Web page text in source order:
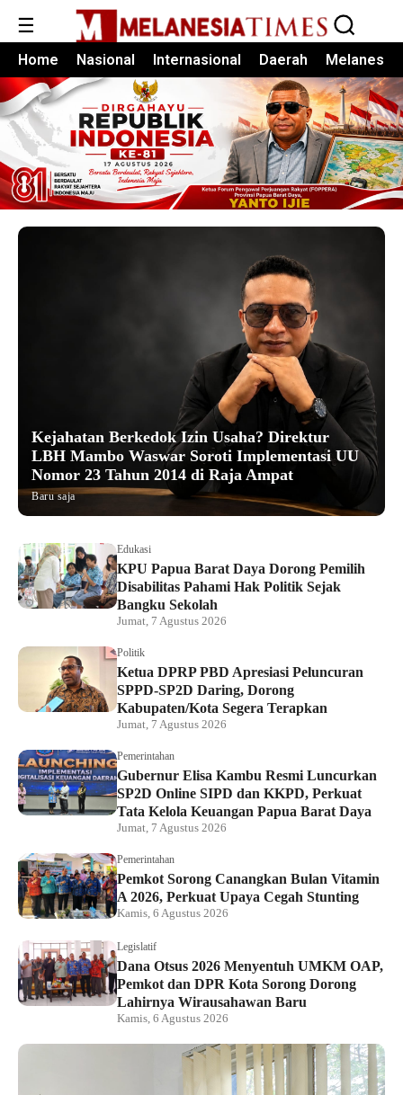
☰
Home Nasional Internasional Daerah Melanesia
Kejahatan Berkedok Izin Usaha? Direktur
LBH Mambo Waswar Soroti Implementasi UU
Nomor 23 Tahun 2014 di Raja Ampat
Baru saja
Edukasi
KPU Papua Barat Daya Dorong Pemilih
Disabilitas Pahami Hak Politik Sejak
Bangku Sekolah
Jumat, 7 Agustus 2026
Politik
Ketua DPRP PBD Apresiasi Peluncuran
SPPD-SP2D Daring, Dorong
Kabupaten/Kota Segera Terapkan
Jumat, 7 Agustus 2026
Pemerintahan
Gubernur Elisa Kambu Resmi Luncurkan
SP2D Online SIPD dan KKPD, Perkuat
Tata Kelola Keuangan Papua Barat Daya
Jumat, 7 Agustus 2026
Pemerintahan
Pemkot Sorong Canangkan Bulan Vitamin
A 2026, Perkuat Upaya Cegah Stunting
Kamis, 6 Agustus 2026
Legislatif
Dana Otsus 2026 Menyentuh UMKM OAP,
Pemkot dan DPR Kota Sorong Dorong
Lahirnya Wirausahawan Baru
Kamis, 6 Agustus 2026